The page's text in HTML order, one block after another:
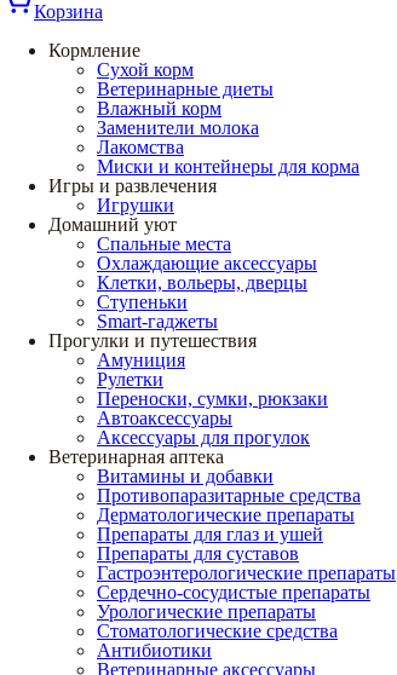
Корзина
Кормление
Сухой корм
Ветеринарные диеты
Влажный корм
Заменители молока
Лакомства
Миски и контейнеры для корма
Игры и развлечения
Игрушки
Домашний уют
Спальные места
Охлаждающие аксессуары
Клетки, вольеры, дверцы
Ступеньки
Smart-гаджеты
Прогулки и путешествия
Амуниция
Рулетки
Переноски, сумки, рюкзаки
Автоаксессуары
Аксессуары для прогулок
Ветеринарная аптека
Витамины и добавки
Противопаразитарные средства
Дерматологические препараты
Препараты для глаз и ушей
Препараты для суставов
Гастроэнтерологические препараты
Сердечно-сосудистые препараты
Урологические препараты
Стоматологические средства
Антибиотики
Ветеринарные аксессуары